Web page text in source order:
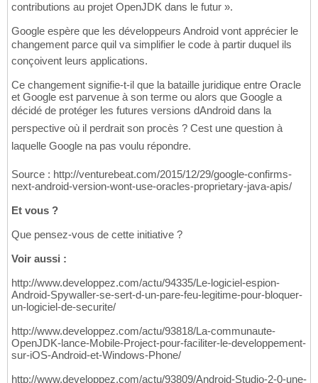
contributions au projet OpenJDK dans le futur ».
Google espère que les développeurs Android vont apprécier le
changement parce quil va simplifier le code à partir duquel ils
conçoivent leurs applications.
Ce changement signifie-t-il que la bataille juridique entre Oracle
et Google est parvenue à son terme ou alors que Google a
décidé de protéger les futures versions dAndroid dans la
perspective où il perdrait son procès ? Cest une question à
laquelle Google na pas voulu répondre.
Source : http://venturebeat.com/2015/12/29/google-confirms-
next-android-version-wont-use-oracles-proprietary-java-apis/
Et vous ?
Que pensez-vous de cette initiative ?
Voir aussi :
http://www.developpez.com/actu/94335/Le-logiciel-espion-
Android-Spywaller-se-sert-d-un-pare-feu-legitime-pour-bloquer-
un-logiciel-de-securite/
http://www.developpez.com/actu/93818/La-communaute-
OpenJDK-lance-Mobile-Project-pour-faciliter-le-developpement-
sur-iOS-Android-et-Windows-Phone/
http://www.developpez.com/actu/93809/Android-Studio-2-0-une-